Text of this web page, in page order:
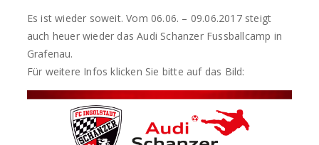
Es ist wieder soweit. Vom 06.06. – 09.06.2017 steigt
auch heuer wieder das Audi Schanzer Fussballcamp in
Grafenau.
Für weitere Infos klicken Sie bitte auf das Bild: